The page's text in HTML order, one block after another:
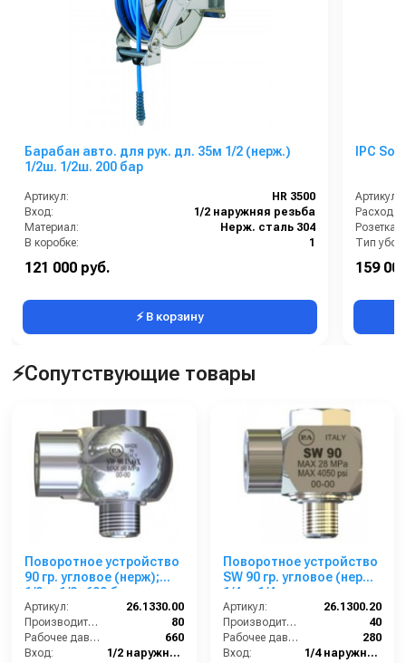
Барабан авто. для рук. дл. 35м 1/2 (нерж.)
1/2ш. 1/2ш. 200 бар
Артикул:
HR 3500
Вход:
1/2 наружняя резьба
Материал:
Нерж. сталь 304
В коробке:
1
Длина (мм):
121 000 руб.
⚡ В корзину
IPC
Артикул:
Расход
Тип
159
⚡Сопутствующие товары
Поворотное устройство
90 гр. угловое (нерж);
1/2ш-1/2г 600 бар.
Артикул:
26.1330.00
Производительность (л/мин):
80
Рабочее давление (бар):
660
Вход:
1/2 наружняя резьба
Поворотное устройство
SW 90 гр. угловое (нерж);
1/4ш-1/4г
Артикул:
26.1300.20
Производительность (л/мин):
40
Рабочее давление (бар):
280
Вход:
1/4 наружняя резьба